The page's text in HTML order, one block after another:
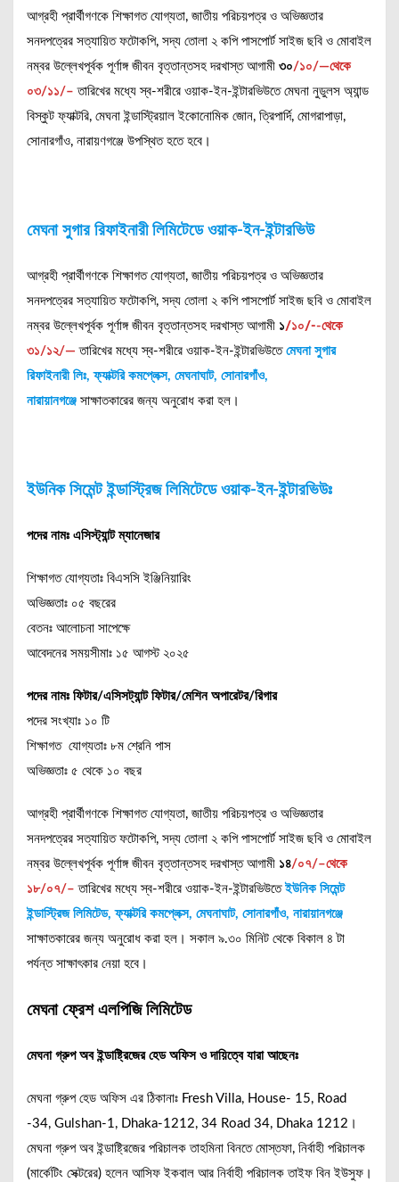
আগ্রহী প্রার্থীগণকে শিক্ষাগত যোগ্যতা, জাতীয় পরিচয়পত্র ও অভিজ্ঞতার
সনদপত্রের সত্যায়িত ফটোকপি, সদ্য তোলা ২ কপি পাসপোর্ট সাইজ ছবি ও মোবাইল
নম্বর উল্লেখপূর্বক পূর্ণাঙ্গ জীবন বৃত্তান্তসহ দরখাস্ত আগামী ৩০/১০/—থেকে
০৩/১১/–তারিখের মধ্যে স্ব-শরীরে ওয়াক-ইন-ইন্টারভিউতে মেঘনা নুডুলস অ্যান্ড
বিস্কুট ফ্যাক্টরি, মেঘনা ইন্ডাস্ট্রিয়াল ইকোনোমিক জোন, ত্রিপার্দি, মোগরাপাড়া,
সোনারগাঁও, নারায়ণগঞ্জে উপস্থিত হতে হবে।
মেঘনা সুগার রিফাইনারী লিমিটেডে ওয়াক-ইন-ইন্টারভিউ
আগ্রহী প্রার্থীগণকে শিক্ষাগত যোগ্যতা, জাতীয় পরিচয়পত্র ও অভিজ্ঞতার
সনদপত্রের সত্যায়িত ফটোকপি, সদ্য তোলা ২ কপি পাসপোর্ট সাইজ ছবি ও মোবাইল
নম্বর উল্লেখপূর্বক পূর্ণাঙ্গ জীবন বৃত্তান্তসহ দরখাস্ত আগামী ১/১০/--থেকে
৩১/১২/—তারিখের মধ্যে স্ব-শরীরে ওয়াক-ইন-ইন্টারভিউতে মেঘনা সুগার
রিফাইনারী লিঃ, ফ্যাক্টরি কমপ্লেক্স, মেঘনাঘাট, সোনারগাঁও,
নারায়ানগঞ্জে সাক্ষাতকারের জন্য অনুরোধ করা হল।
ইউনিক সিমেন্ট ইন্ডাস্ট্রিজ লিমিটেডে ওয়াক-ইন-ইন্টারভিউঃ
পদের নামঃ এসিস্ট্যান্ট ম্যানেজার
শিক্ষাগত যোগ্যতাঃ বিএসসি ইঞ্জিনিয়ারিং
অভিজ্ঞতাঃ ০৫ বছরের
বেতনঃ আলোচনা সাপেক্ষে
আবেদনের সময়সীমাঃ ১৫ আগস্ট ২০২৫
পদের নামঃ ফিটার/এসিসট্যান্ট ফিটার/মেশিন অপারেটর/রিগার
পদের সংখ্যাঃ ১০ টি
শিক্ষাগত যোগ্যতাঃ ৮ম শ্রেনি পাস
অভিজ্ঞতাঃ ৫ থেকে ১০ বছর
আগ্রহী প্রার্থীগণকে শিক্ষাগত যোগ্যতা, জাতীয় পরিচয়পত্র ও অভিজ্ঞতার
সনদপত্রের সত্যায়িত ফটোকপি, সদ্য তোলা ২ কপি পাসপোর্ট সাইজ ছবি ও মোবাইল
নম্বর উল্লেখপূর্বক পূর্ণাঙ্গ জীবন বৃত্তান্তসহ দরখাস্ত আগামী ১৪/০৭/–থেকে
১৮/০৭/–তারিখের মধ্যে স্ব-শরীরে ওয়াক-ইন-ইন্টারভিউতে ইউনিক সিমেন্ট
ইন্ডাস্ট্রিজ লিমিটেড, ফ্যাক্টরি কমপ্লেক্স, মেঘনাঘাট, সোনারগাঁও, নারায়ানগঞ্জে
সাক্ষাতকারের জন্য অনুরোধ করা হল। সকাল ৯.৩০ মিনিট থেকে বিকাল ৪ টা
পর্যন্ত সাক্ষাৎকার নেয়া হবে।
মেঘনা ফ্রেশ এলপিজি লিমিটেড
মেঘনা গ্রুপ অব ইন্ডাষ্ট্রিজের হেড অফিস ও দায়িত্বে যারা আছেনঃ
মেঘনা গ্রুপ হেড অফিস এর ঠিকানাঃ Fresh Villa, House- 15, Road
-34, Gulshan-1, Dhaka-1212, 34 Road 34, Dhaka 1212।
মেঘনা গ্রুপ অব ইন্ডাষ্ট্রিজের পরিচালক তাহমিনা বিনতে মোস্তফা, নির্বাহী পরিচালক
(মার্কেটিং সেক্টরের) হলেন আসিফ ইকবাল আর নির্বাহী পরিচালক তাইফ বিন ইউসুফ।